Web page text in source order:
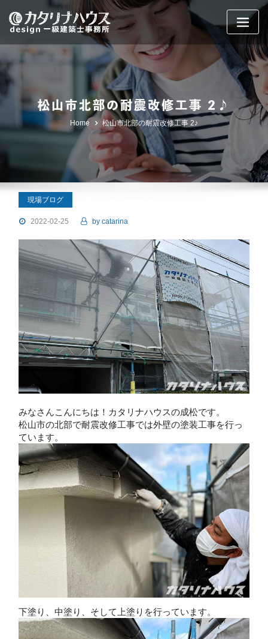
content
松山市北部の耐震改修工事 2♪
Home 松山市北部の耐震改修工事 2♪
現場ブログ
2022-02-25 by catarina
みなさんこんにちは！カタリナハウスの成松です。
松山市の北部で耐震改修工事では外壁の塗装工事を行っ
ています。
下塗り、中塗り、そして上塗りを行っています。